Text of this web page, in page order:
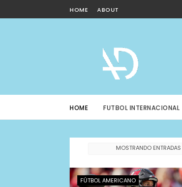
HOME ABOUT
HOME FUTBOL INTERNACIONAL
MOSTRANDO
FÚTBOL AMERICANO